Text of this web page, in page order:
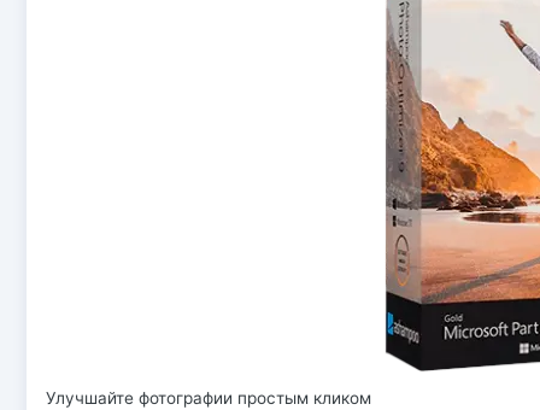
Улучшайте фотографии простым кликом